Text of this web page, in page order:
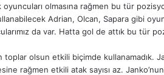
olmasına rağmen bu tür
Adrian, Olcan, Sapara gibi
da var. Hatta gol de attık bu tür
olsun etkili biçimde kullanamadık.
rağmen etkili atak sayısı az.